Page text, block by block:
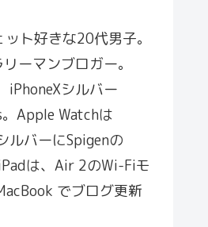
ト好きな20代男子。
ーマンブロガー。
iPhoneXシルバー
Apple Watchは
ルバーにSpigenの
は、Air 2のWi-Fiモ
でブログ更新